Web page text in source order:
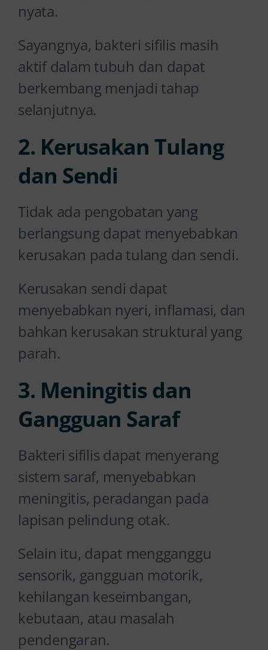
nyata.
Sayangnya, bakteri sifilis masih
aktif dalam tubuh dan dapat
berkembang menjadi tahap
selanjutnya.
2. Kerusakan Tulang
dan Sendi
Tidak ada pengobatan yang
berlangsung dapat menyebabkan
kerusakan pada tulang dan sendi.
Kerusakan sendi dapat
menyebabkan nyeri, inflamasi, dan
bahkan kerusakan struktural yang
parah.
3. Meningitis dan
Gangguan Saraf
Bakteri sifilis dapat menyerang
sistem saraf, menyebabkan
meningitis, peradangan pada
lapisan pelindung otak.
Selain itu, dapat mengganggu
sensorik, gangguan motorik,
kehilangan keseimbangan,
kebutaan, atau masalah
pendengaran.